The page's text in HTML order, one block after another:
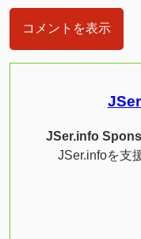
コメントを表示
JSer.info
JSer.infoを支